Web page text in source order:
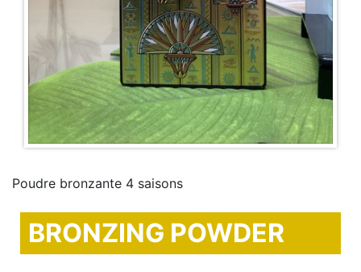
Poudre bronzante 4 saisons
BRONZING POWDER